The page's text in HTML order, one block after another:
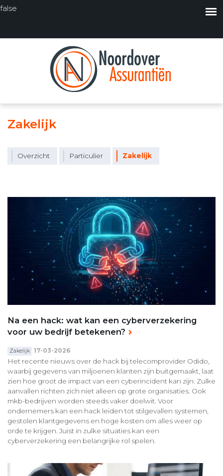
false
Zakelijk
Overzicht Particulier Zakelijk
Na een hack: wat kan een cyberverzekering
voor uw bedrijf betekenen?
Zakelijk 17-03-2026
Het recente nieuws over de hack bij telecomprovider Odido,
waarbij gegevens van miljoenen klanten zijn buitgemaakt, laat
zien hoe groot de impact van een cyberincident kan zijn. Zulke
aanvallen richten zich niet alleen op grote organisaties. Ook
mkb-bedrijven worden steeds vaker doelwit. Voor
ondernemers kan een hack leiden tot stilgevallen systemen,
gestolen klantgegevens en hoge kosten om alles weer op
orde te krijgen. Juist in zulke situaties kan een
cyberverzekering een belangrijke rol spelen.